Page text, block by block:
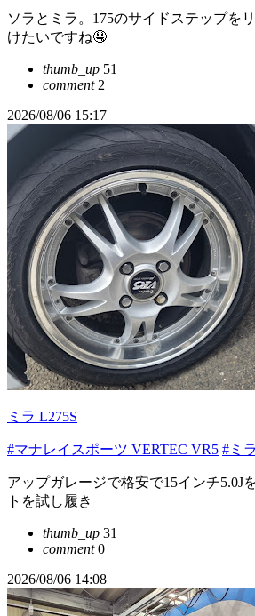
ソラとミラ。175のサイドステップを
けたいですね🤤
thumb_up 51
comment2
2026/08/06 15:17
ミラ L275S
#マナレイスポーツ VERTEC VR5 #ミ
アップガレージで格安で15インチ5.0J
トを試し履き
thumb_up 31
comment0
2026/08/06 14:08